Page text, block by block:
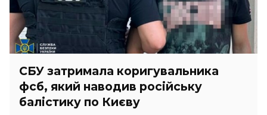
СБУ затримала коригувальника
фсб, який наводив російську
балістику по Києву